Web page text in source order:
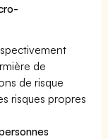
de
de risque
risques propres